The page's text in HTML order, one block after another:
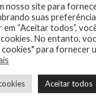
| Praça
| 10:00 |
Carvalho, 387
Amor | 16:00 |
nosso site para
suas
“Aceitar todos”,
No entanto,
para fornecer
Aceitar todos